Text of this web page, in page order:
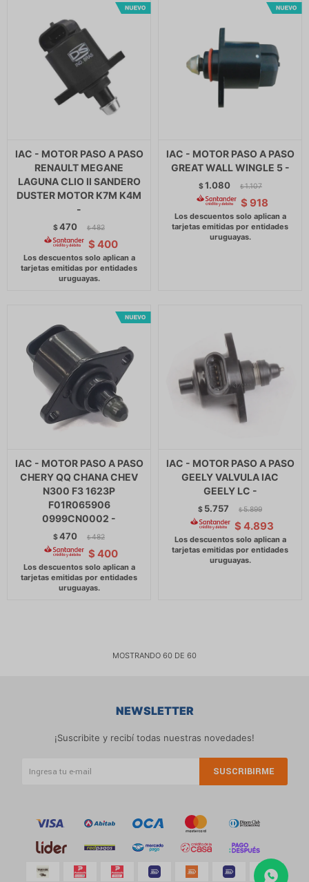
IAC - MOTOR PASO A PASO
RENAULT MEGANE
LAGUNA CLIO II SANDERO
DUSTER MOTOR K7M K4M
-
$470 $ 482
$ 400
IAC - MOTOR PASO A PASO
GREAT WALL WINGLE 5 -
$1.080 $ 1.107
$ 918
IAC - MOTOR PASO A PASO
CHERY QQ CHANA CHEV
N300 F3 1623P
F01R065906
0999CN0002 -
$470 $ 482
$ 400
IAC - MOTOR PASO A PASO
GEELY VALVULA IAC
GEELY LC -
$ 5.757 $ 5.899
$ 4.893
MOSTRANDO 60 DE 60
NEWSLETTER
¡Suscribite y recibí todas nuestras novedades!
SUSCRIBIRME